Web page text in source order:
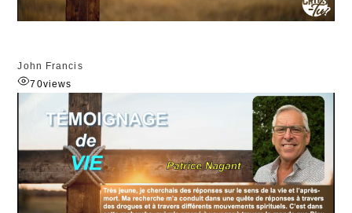
John Francis
70views